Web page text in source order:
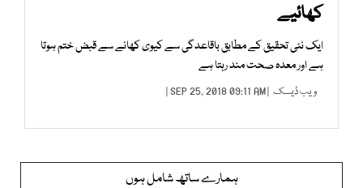
کھائیے
ایک نئی تحقیق کے مطابق باقاعدگی سے کیوی کھانے سے قبض ختم ہوتا
ہے اور معدہ صحت مند رہتا ہے
ویب ڈیسک | SEP 25, 2018 09:11 AM |
ہمارے ساتھ شامل ہوں